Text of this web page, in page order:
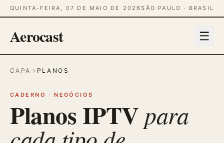
QUINTA-FEIRA, 07 DE MAIO DE 2026SÃO PAULO · BRASIL
Aerocast ☰
CAPA PLANOS
CADERNO · NEGÓCIOS
Planos IPTVpara